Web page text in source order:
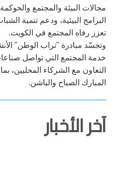
مجالات البيئة والمجتمع
البرامج البيئية، ودعم تنمية
تعزز رفاه المجتمع في الكويت.
وتجسّد مبادرة "تراب الوطن"
خدمة المجتمع التي تواصل
التعاون مع الشركاء المحليين،
المبارك الصباح والباشن.
آخر الأخبار